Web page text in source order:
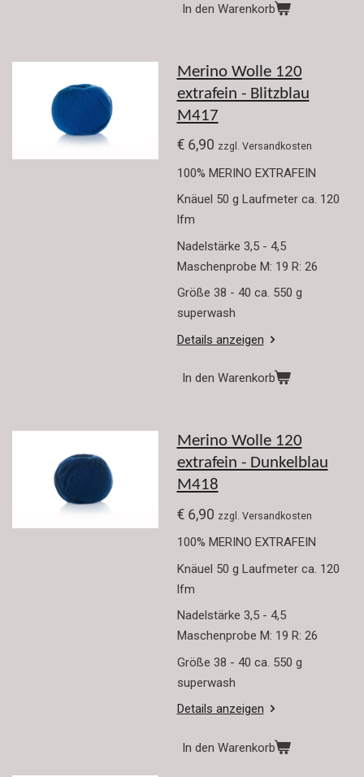
In den Warenkorb
Merino Wolle 120
extrafein - Blitzblau
M417
€ 6,90 zzgl. Versandkosten
100% MERINO EXTRAFEIN
Knäuel 50 g Laufmeter ca. 120
lfm
Nadelstärke 3,5 - 4,5
Maschenprobe M: 19 R: 26
Größe 38 - 40 ca. 550 g
superwash
Details anzeigen
In den Warenkorb
Merino Wolle 120
extrafein - Dunkelblau
M418
€ 6,90 zzgl. Versandkosten
100% MERINO EXTRAFEIN
Knäuel 50 g Laufmeter ca. 120
lfm
Nadelstärke 3,5 - 4,5
Maschenprobe M: 19 R: 26
Größe 38 - 40 ca. 550 g
superwash
Details anzeigen
In den Warenkorb